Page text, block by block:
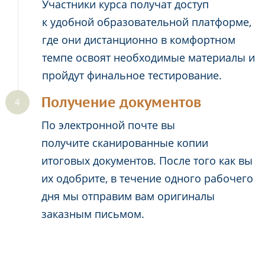
Участники курса получат доступ
к удобной образовательной платформе,
где они дистанционно в комфортном
темпе освоят необходимые материалы и
пройдут финальное тестирование.
Получение документов
По электронной почте вы
получите сканированные копии
итоговых документов. После того как вы
их одобрите, в течение одного рабочего
дня мы отправим вам оригиналы
заказным письмом.